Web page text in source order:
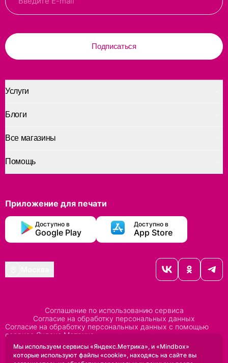
Подписаться
Услуги
Помощь
Блоги
Все магазины
Приложение для печати
Доступно в
Google Play
Доступно в
App Store
Соглашение по использованию сервиса
Согласие на обработку персональных данных
Согласие на обработку персональных данных с помощью
сервиса Яндекс Метрика
Согласие на обработку персональных данных с помощью
сервиса Mindbox
Положение по обработке персональных данных
Мы используем сервисы «Яндекс.Метрика», и «Mindbox»
которые используют файлы «cookie», находясь на сайте вы